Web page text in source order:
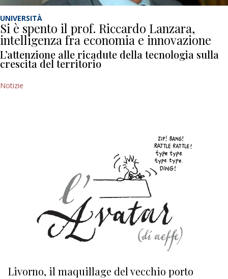
UNIVERSITÀ
Si è spento il prof. Riccardo Lanzara,
intelligenza fra economia e innovazione
L’attenzione alle ricadute della tecnologia sulla
crescita del territorio
Notizie
Livorno, il maquillage del vecchio porto